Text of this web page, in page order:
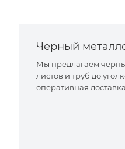
Черный
Мы предлагаем
листов и труб до
оперативная доставка.